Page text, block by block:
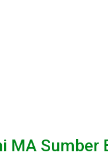
MA Sumber